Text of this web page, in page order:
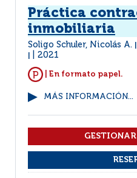
Práctica
inmobiliaria
Soligo Schuler, Nicolás A.
2021
| En formato papel.
MÁS INFORMACIÓN...